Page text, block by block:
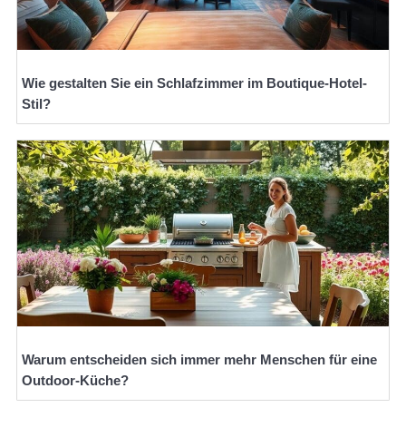
Wie gestalten Sie ein Schlafzimmer im Boutique-Hotel-
Stil?
Warum entscheiden sich immer mehr Menschen für eine
Outdoor-Küche?